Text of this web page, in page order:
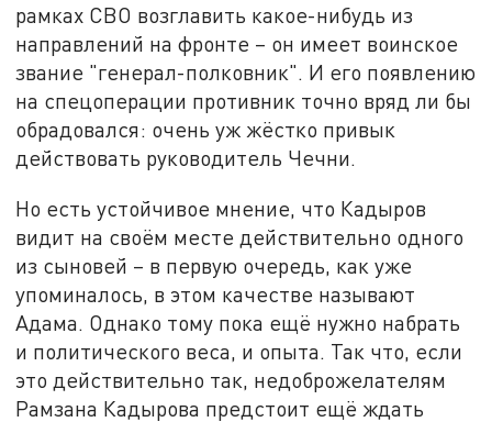
рамках СВО возглавить какое-нибудь из
направлений на фронте – он имеет воинское
звание "генерал-полковник". И его появлению
на спецоперации противник точно вряд ли бы
обрадовался: очень уж жёстко привык
действовать руководитель Чечни.
Но есть устойчивое мнение, что Кадыров
видит на своём месте действительно одного
из сыновей – в первую очередь, как уже
упоминалось, в этом качестве называют
Адама. Однако тому пока ещё нужно набрать
и политического веса, и опыта. Так что, если
это действительно так, недоброжелателям
Рамзана Кадырова предстоит ещё ждать